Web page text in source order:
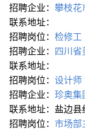
招聘企业： 攀枝花
联系地址：
招聘岗位： 检修工
招聘企业： 四川省
联系地址：
招聘岗位： 设计师
招聘企业： 珍奥集
联系地址：盐边县
招聘岗位： 市场部